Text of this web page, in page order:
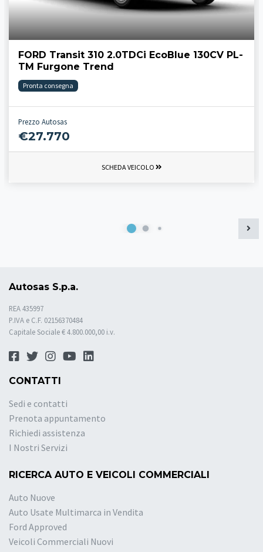
FORD Transit 310 2.0TDCi EcoBlue 130CV PL-
TM Furgone Trend
Pronta consegna
Prezzo Autosas
€27.770
SCHEDA VEICOLO
Autosas S.p.a.
REA 435997
P.IVA e C.F. 02156370484
Capitale Sociale € 4.800.000,00 i.v.
CONTATTI
Sedi e contatti
Prenota appuntamento
Richiedi assistenza
I Nostri Servizi
RICERCA AUTO E VEICOLI COMMERCIALI
Auto Nuove
Auto Usate Multimarca in Vendita
Ford Approved
Veicoli Commerciali Nuovi